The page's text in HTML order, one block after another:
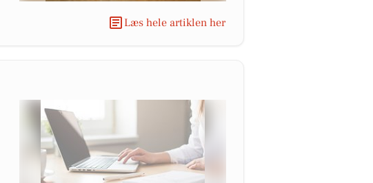
Læs hele artiklen her